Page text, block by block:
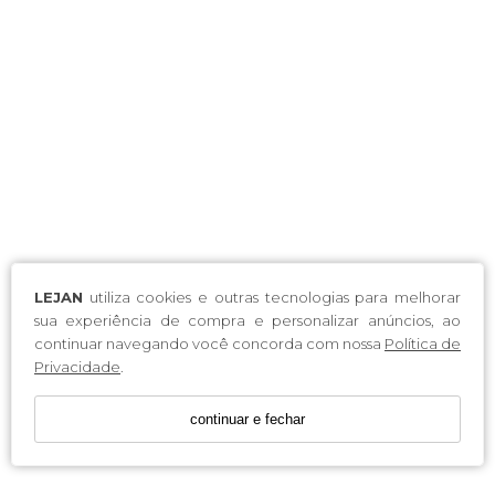
LEJAN utiliza cookies e outras tecnologias para melhorar
sua experiência de compra e personalizar anúncios, ao
continuar navegando você concorda com nossa Política de
Privacidade
continuar e fechar